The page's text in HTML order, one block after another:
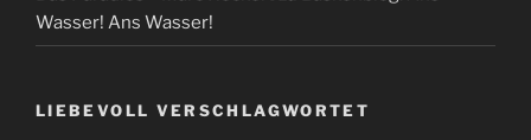
Wasser! Ans Wasser!
LIEBEVOLL VERSCHLAGWORTET